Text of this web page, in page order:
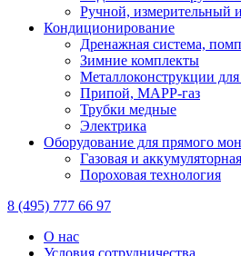
Ручной, измерительный
Кондиционирование
Дренажная система,
Зимние комплекты
Металлоконструкции
Припой, МАРР-газ
Трубки медные
Электрика
Оборудование для прямого
Газовая и
Пороховая технология
8 (495) 777 66 97
О нас
Условия сотрудничества